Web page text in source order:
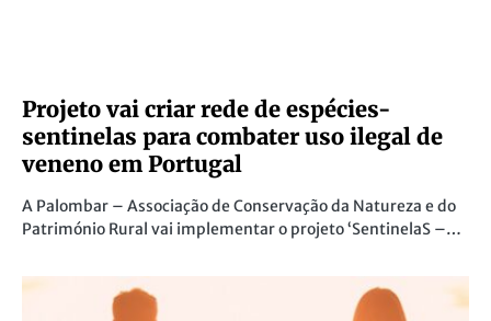
Projeto vai criar rede de espécies-
sentinelas para combater uso ilegal de
veneno em Portugal
A Palombar – Associação de Conservação da Natureza e do
Património Rural vai implementar o projeto ‘SentinelaS –…